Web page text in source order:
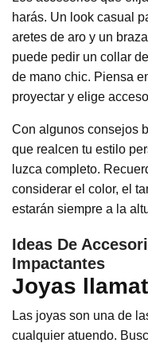
harás. Un look casual
aretes de aro y un
puede pedir un collar
de mano chic. Piensa
proyectar y elige
Con algunos consejos
que realcen tu estilo
luzca completo.
considerar el color, el
estarán siempre a la
Ideas De
Impactantes
Joyas
Las joyas son una de
cualquier atuendo.